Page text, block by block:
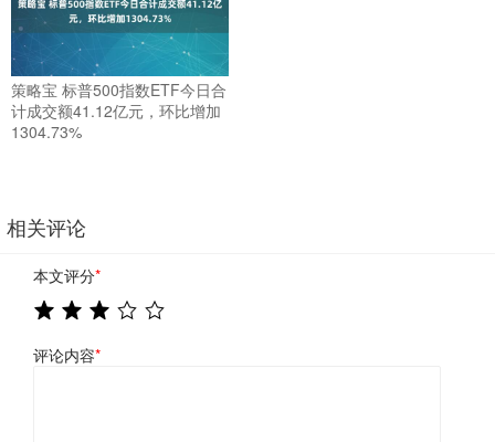
策略宝 标普500指数ETF今日合
计成交额41.12亿元，环比增加
1304.73%
相关评论
本文评分*
评论内容*